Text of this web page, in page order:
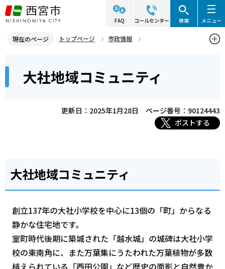
こ
の
ジ
先
FAQ コールセンター 検索 メニュー
現在のページ トップページ
市政情報
西宮コミュニティ協会
大社地域コミュニティ
こ
大社地域コミュニティ
更新日：2025年1月28日
ページ番号：90124443
ポストする
大社地域コミュニティ
創立137年の大社小学校を中心に13個の「町」からなる
静かな住宅地です。
室町時代後期に築城された「越水城」の城碑は大社小学
校の東南角に、また万葉集にうたわれた万葉植物が多数